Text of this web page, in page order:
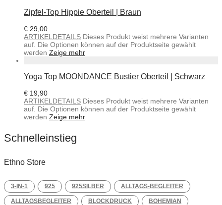
Zipfel-Top Hippie Oberteil | Braun
€ 29,00
ARTIKELDETAILS Dieses Produkt weist mehrere Varianten
auf. Die Optionen können auf der Produktseite gewählt
werden Zeige mehr
Yoga Top MOONDANCE Bustier Oberteil | Schwarz
€ 19,90
ARTIKELDETAILS Dieses Produkt weist mehrere Varianten
auf. Die Optionen können auf der Produktseite gewählt
werden Zeige mehr
Schnelleinstieg
Ethno Store
3-IN-1 925 925SILBER ALLTAGS-BEGLEITER
ALLTAGSBEGLEITER BLOCKDRUCK BOHEMIAN